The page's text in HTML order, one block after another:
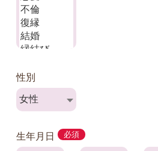
性別
生年月日 必須